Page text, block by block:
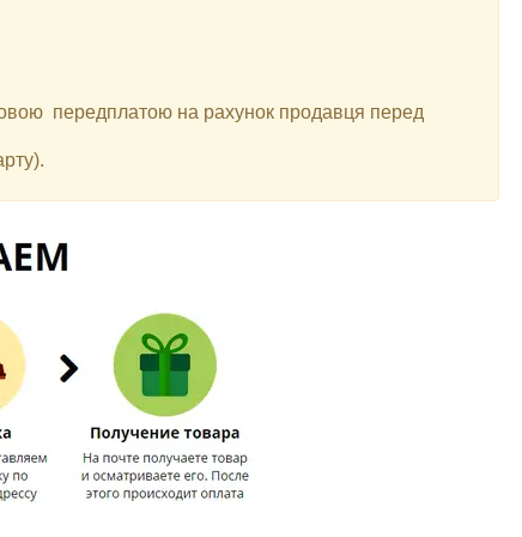
передплатою на рахунок продавця перед